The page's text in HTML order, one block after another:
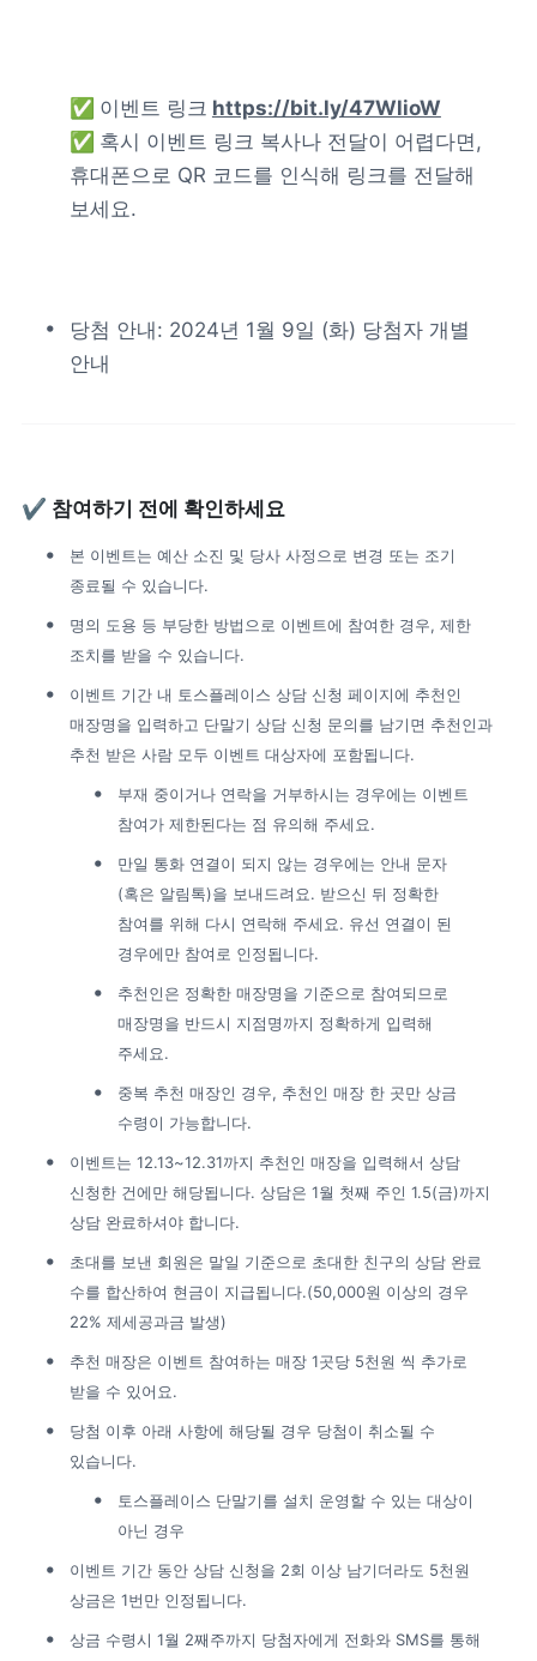
피트니스
추천 조합
대리점 홈페이지
고객 지원
상담 받기
제품 도입 문의
사용 중 기능 문의
사업 제휴 문의
포스 무료 다운로드
✅ 이벤트 링크 https://bit.ly/47WlioW
✅ 혹시 이벤트 링크 복사나 전달이 어렵다면,
휴대폰으로 QR 코드를 인식해 링크를 전달해
보세요.
당첨 안내: 2024년 1월 9일 (화) 당첨자 개별
안내
✔ 참여하기 전에 확인하세요
본 이벤트는 예산 소진 및 당사 사정으로 변경 또는 조기
종료될 수 있습니다.
명의 도용 등 부당한 방법으로 이벤트에 참여한 경우, 제한
조치를 받을 수 있습니다.
이벤트 기간 내 토스플레이스 상담 신청 페이지에 추천인
매장명을 입력하고 단말기 상담 신청 문의를 남기면 추천인과
추천 받은 사람 모두 이벤트 대상자에 포함됩니다.
부재 중이거나 연락을 거부하시는 경우에는 이벤트
참여가 제한된다는 점 유의해 주세요.
만일 통화 연결이 되지 않는 경우에는 안내 문자
(혹은 알림톡)을 보내드려요. 받으신 뒤 정확한
참여를 위해 다시 연락해 주세요. 유선 연결이 된
경우에만 참여로 인정됩니다.
추천인은 정확한 매장명을 기준으로 참여되므로
매장명을 반드시 지점명까지 정확하게 입력해
주세요.
중복 추천 매장인 경우, 추천인 매장 한 곳만 상금
수령이 가능합니다.
이벤트는 12.13~12.31까지 추천인 매장을 입력해서 상담
신청한 건에만 해당됩니다. 상담은 1월 첫째 주인 1.5(금)까지
상담 완료하셔야 합니다.
초대를 보낸 회원은 말일 기준으로 초대한 친구의 상담 완료
수를 합산하여 현금이 지급됩니다.(50,000원 이상의 경우
22% 제세공과금 발생)
추천 매장은 이벤트 참여하는 매장 1곳당 5천원 씩 추가로
받을 수 있어요.
당첨 이후 아래 사항에 해당될 경우 당첨이 취소될 수
있습니다.
토스플레이스 단말기를 설치 운영할 수 있는 대상이
아닌 경우
이벤트 기간 동안 상담 신청을 2회 이상 남기더라도 5천원
상금은 1번만 인정됩니다.
상금 수령시 1월 2째주까지 당첨자에게 전화와 SMS를 통해